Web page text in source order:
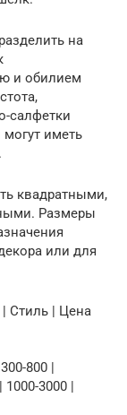
на
и обилием
салфетки
иметь
квадратными,
Размеры
или для
Стиль | Цена
800 |
1000-3000 |